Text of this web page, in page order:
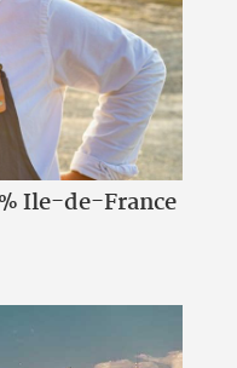
Ile-de-France